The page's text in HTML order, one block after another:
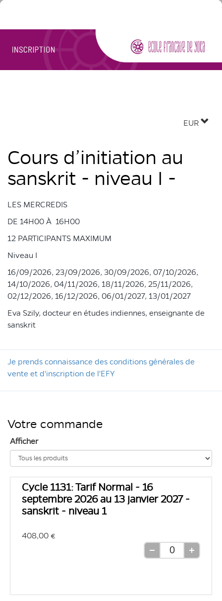
EUR
Cours d’initiation au
sanskrit - niveau I -
LES MERCREDIS
DE 14H00 À 16H00
12 PARTICIPANTS MAXIMUM
Niveau I
16/09/2026, 23/09/2026, 30/09/2026, 07/10/2026,
14/10/2026, 04/11/2026, 18/11/2026, 25/11/2026,
02/12/2026, 16/12/2026, 06/01/2027, 13/01/2027
Eva Szily, docteur en études indiennes, enseignante de
sanskrit
Je prends connaissance des conditions générales de
vente et d'inscription de l'EFY
Votre commande
Afficher
Cycle 1131: Tarif Normal - 16
septembre 2026 au 13 janvier 2027 -
sanskrit - niveau 1
408,00 €
Retirer
Ajouter